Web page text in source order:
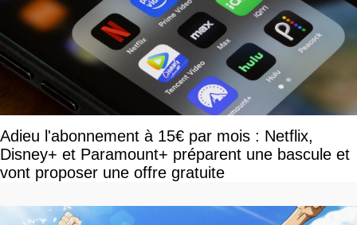
Adieu l'abonnement à 15€ par mois : Netflix,
Disney+ et Paramount+ préparent une bascule et
vont proposer une offre gratuite